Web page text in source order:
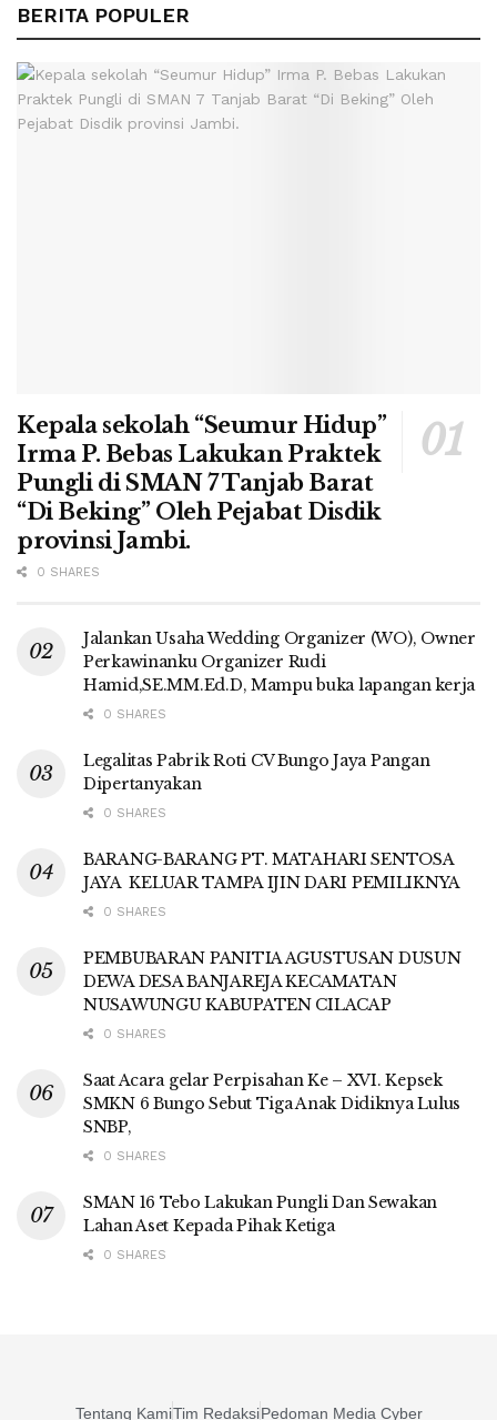
BERITA POPULER
Kepala sekolah “Seumur Hidup”
Irma P. Bebas Lakukan Praktek
Pungli di SMAN 7 Tanjab Barat
“Di Beking” Oleh Pejabat Disdik
provinsi Jambi.
0 SHARES
Jalankan Usaha Wedding Organizer (WO), Owner
Perkawinanku Organizer Rudi
Hamid,SE.MM.Ed.D, Mampu buka lapangan kerja
0 SHARES
Legalitas Pabrik Roti CV Bungo Jaya Pangan
Dipertanyakan
0 SHARES
BARANG-BARANG PT. MATAHARI SENTOSA
JAYA KELUAR TAMPA IJIN DARI PEMILIKNYA
0 SHARES
PEMBUBARAN PANITIA AGUSTUSAN DUSUN
DEWA DESA BANJAREJA KECAMATAN
NUSAWUNGU KABUPATEN CILACAP
0 SHARES
Saat Acara gelar Perpisahan Ke – XVI. Kepsek
SMKN 6 Bungo Sebut Tiga Anak Didiknya Lulus
SNBP,
0 SHARES
SMAN 16 Tebo Lakukan Pungli Dan Sewakan
Lahan Aset Kepada Pihak Ketiga
0 SHARES
Tentang KamiTim RedaksiPedoman Media Cyber